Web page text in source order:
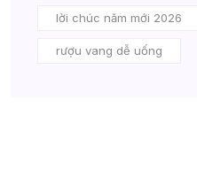
lời chúc năm mới 2026
rượu vang dễ uống